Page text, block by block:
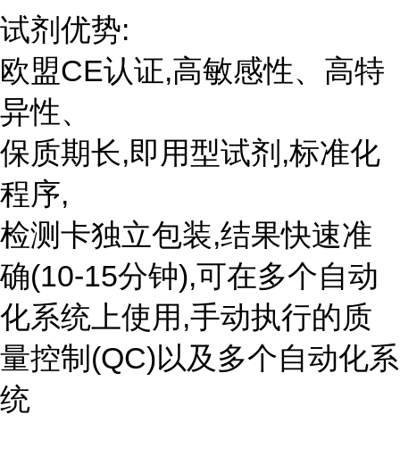
试剂优势:
欧盟CE认证,高敏感性、高特
异性、
保质期长,即用型试剂,标准化
程序,
检测卡独立包装,结果快速准
确(10-15分钟),可在多个自动
化系统上使用,手动执行的质
量控制(QC)以及多个自动化系
统